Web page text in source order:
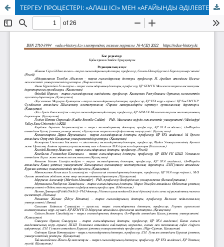
ТЕРГЕУ ПРОЦЕСТЕРІ: «АЛАШ ІСІ» МЕН «АҒАЙЫНДЫ ӘДІЛЕВТЕР ІСІНІҢ» САБАҚТАСТЫҒЫ